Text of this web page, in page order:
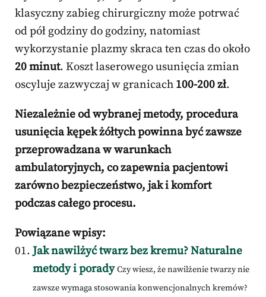
klasyczny zabieg chirurgiczny może potrwać
od pół godziny do godziny, natomiast
wykorzystanie plazmy skraca ten czas do około
20 minut. Koszt laserowego usunięcia zmian
oscyluje zazwyczaj w granicach 100-200 zł.
Niezależnie od wybranej metody, procedura
usunięcia kępek żółtych powinna być zawsze
przeprowadzana w warunkach
ambulatoryjnych, co zapewnia pacjentowi
zarówno bezpieczeństwo, jak i komfort
podczas całego procesu.
Powiązane wpisy:
Jak nawilżyć twarz bez kremu? Naturalne
metody i porady Czy wiesz, że nawilżenie twarzy nie
zawsze wymaga stosowania konwencjonalnych kremów?